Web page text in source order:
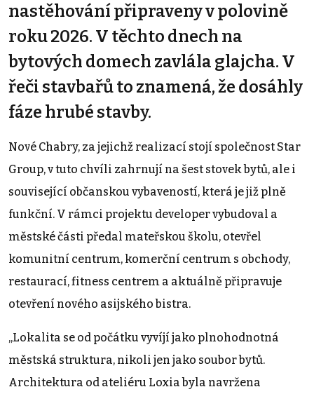
nastěhování připraveny v polovině
roku 2026. V těchto dnech na
bytových domech zavlála glajcha. V
řeči stavbařů to znamená, že dosáhly
fáze hrubé stavby.
Nové Chabry, za jejichž realizací stojí společnost Star
Group, v tuto chvíli zahrnují na šest stovek bytů, ale i
související občanskou vybaveností, která je již plně
funkční. V rámci projektu developer vybudoval a
městské části předal mateřskou školu, otevřel
komunitní centrum, komerční centrum s obchody,
restaurací, fitness centrem a aktuálně připravuje
otevření nového asijského bistra.
„Lokalita se od počátku vyvíjí jako plnohodnotná
městská struktura, nikoli jen jako soubor bytů.
Architektura od ateliéru Loxia byla navržena